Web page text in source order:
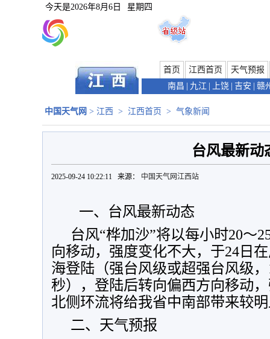
今天是2026年8月6日 星期四
首页 江西首页
天气预报
南昌
九江 上饶 吉安 赣
中国天气网 > 江西 > 江西首页 > 气象新闻
台风最新动
2025-09-24 10:22:11 来源： 中国天气网江西站
一、台风最新动态
台风“桦加沙”将以每小时20～
向移动，强度变化不大，于24日
海登陆（强台风级或超强台风级
秒），登陆后转向偏西方向移动
北侧环流将给我省中南部带来较
二、天气预报